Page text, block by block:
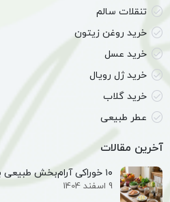
تنقلات سالم
خرید روغن زیتون
خرید عسل
خرید ژل رویال
خرید گلاب
عطر طبیعی
آخرین مقالات
۱۰ خوراکی آرام‌بخش طبیعی برای اعصاب خسته
9 اسفند 1404